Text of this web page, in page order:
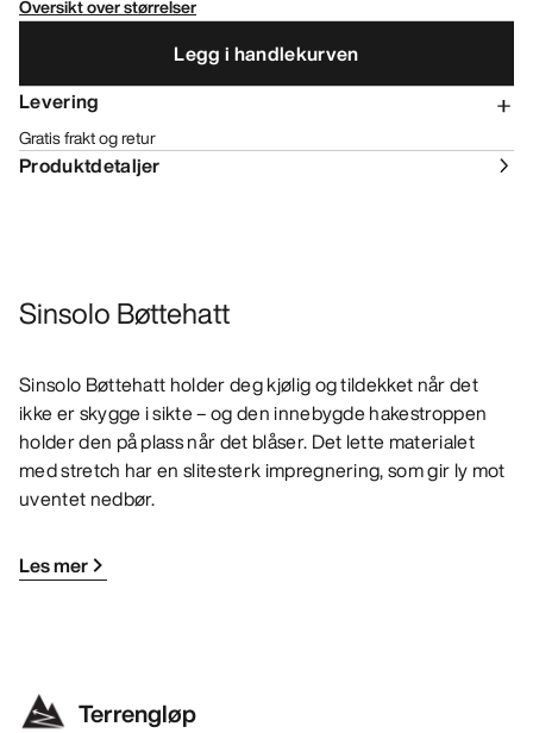
Oversikt over størrelser
Legg i handlekurven
Levering
Gratis frakt og retur
Produktdetaljer
Sinsolo Bøttehatt
Sinsolo Bøttehatt holder deg kjølig og tildekket når det
ikke er skygge i sikte – og den innebygde hakestroppen
holder den på plass når det blåser. Det lette materialet
med stretch har en slitesterk impregnering, som gir ly mot
uventet nedbør.
Les mer
Terrengløp